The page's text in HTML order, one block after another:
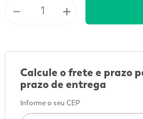
－ +
Calcule o frete e prazo
prazo de entrega
Informe o seu CEP
9º